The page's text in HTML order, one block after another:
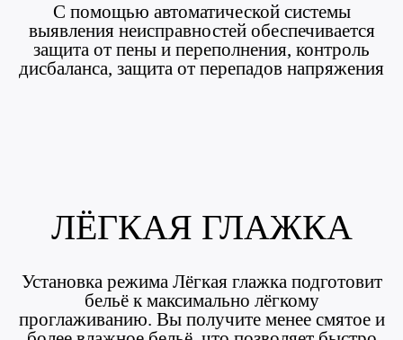
С помощью автоматической системы
выявления неисправностей обеспечивается
защита от пены и переполнения, контроль
дисбаланса, защита от перепадов напряжения
ЛЁГКАЯ ГЛАЖКА
Установка режима Лёгкая глажка подготовит
бельё к максимально лёгкому
проглаживанию. Вы получите менее смятое и